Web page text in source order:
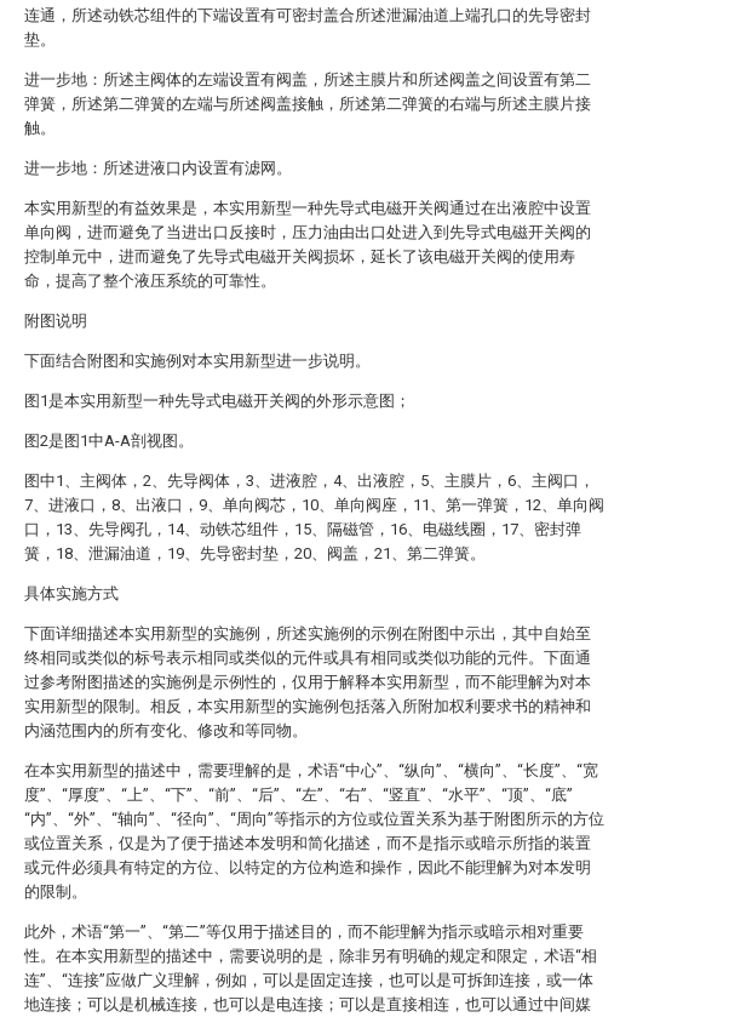
连通，所述动铁芯组件的下端设置有可密封盖合所述泄漏油道上端孔口的先导密封
垫。
进一步地：所述主阀体的左端设置有阀盖，所述主膜片和所述阀盖之间设置有第二
弹簧，所述第二弹簧的左端与所述阀盖接触，所述第二弹簧的右端与所述主膜片接
触。
进一步地：所述进液口内设置有滤网。
本实用新型的有益效果是，本实用新型一种先导式电磁开关阀通过在出液腔中设置
单向阀，进而避免了当进出口反接时，压力油由出口处进入到先导式电磁开关阀的
控制单元中，进而避免了先导式电磁开关阀损坏，延长了该电磁开关阀的使用寿
命，提高了整个液压系统的可靠性。
附图说明
下面结合附图和实施例对本实用新型进一步说明。
图1是本实用新型一种先导式电磁开关阀的外形示意图；
图2是图1中A-A剖视图。
图中1、主阀体，2、先导阀体，3、进液腔，4、出液腔，5、主膜片，6、主阀口，
7、进液口，8、出液口，9、单向阀芯，10、单向阀座，11、第一弹簧，12、单向阀
口，13、先导阀孔，14、动铁芯组件，15、隔磁管，16、电磁线圈，17、密封弹
簧，18、泄漏油道，19、先导密封垫，20、阀盖，21、第二弹簧。
具体实施方式
下面详细描述本实用新型的实施例，所述实施例的示例在附图中示出，其中自始至
终相同或类似的标号表示相同或类似的元件或具有相同或类似功能的元件。下面通
过参考附图描述的实施例是示例性的，仅用于解释本实用新型，而不能理解为对本
实用新型的限制。相反，本实用新型的实施例包括落入所附加权利要求书的精神和
内涵范围内的所有变化、修改和等同物。
在本实用新型的描述中，需要理解的是，术语“中心”、“纵向”、“横向”、“长度”、“宽
度”、“厚度”、“上”、“下”、“前”、“后”、“左”、“右”、“竖直”、“水平”、“顶”、“底”
“内”、“外”、“轴向”、“径向”、“周向”等指示的方位或位置关系为基于附图所示的方位
或位置关系，仅是为了便于描述本发明和简化描述，而不是指示或暗示所指的装置
或元件必须具有特定的方位、以特定的方位构造和操作，因此不能理解为对本发明
的限制。
此外，术语“第一”、“第二”等仅用于描述目的，而不能理解为指示或暗示相对重要
性。在本实用新型的描述中，需要说明的是，除非另有明确的规定和限定，术语“相
连”、“连接”应做广义理解，例如，可以是固定连接，也可以是可拆卸连接，或一体
地连接；可以是机械连接，也可以是电连接；可以是直接相连，也可以通过中间媒